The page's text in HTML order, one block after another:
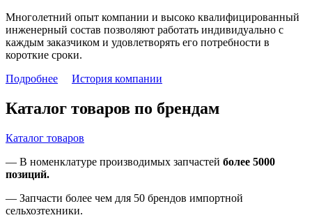
Многолетний опыт компании и высоко квалифицированный
инженерный состав позволяют работать индивидуально с
каждым заказчиком и удовлетворять его потребности в
короткие сроки.
Подробнее
История компании
Каталог товаров по брендам
Каталог товаров
— В номенклатуре производимых запчастей более 5000
позиций.
— Запчасти более чем для 50 брендов импортной
сельхозтехники.